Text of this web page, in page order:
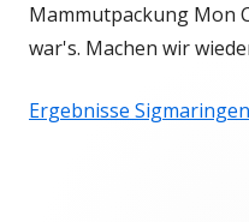
Mammutpackung Mon
war's. Machen wir
Ergebnisse Sigmaringen